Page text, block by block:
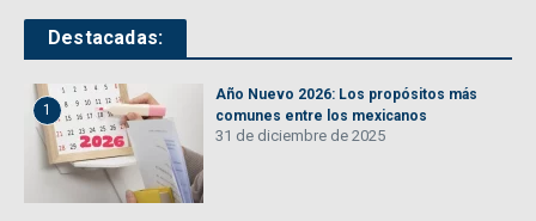
Destacadas:
1
Año Nuevo 2026: Los propósitos más
comunes entre los mexicanos
31 de diciembre de 2025